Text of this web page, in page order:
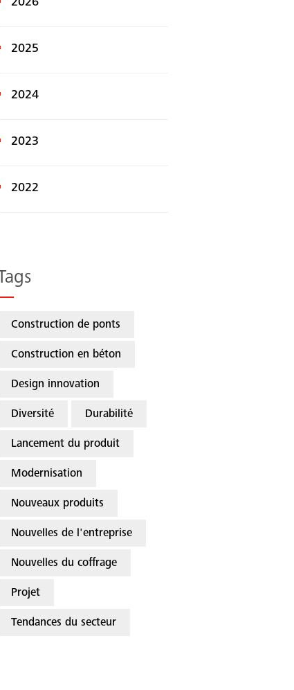
2026
2025
2024
2023
2022
Tags
Construction de ponts
Construction en béton
Design innovation
Diversité Durabilité
Lancement du produit
Modernisation
Nouveaux produits
Nouvelles de l'entreprise
Nouvelles du coffrage
Projet
Tendances du secteur